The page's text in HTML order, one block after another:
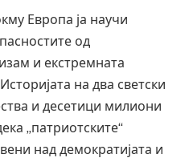
Европа ја научи
од
и екстремната
на два светски
и десетици милиони
„патриотските“
над демократијата и